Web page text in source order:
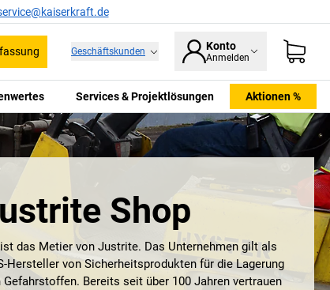
Geschäftskunden Konto
Anmelden
Services & Projektlösungen Aktionen %
Shop
das Metier von Justrite. Das Unternehmen gilt als
Hersteller von Sicherheitsprodukten für die Lagerung
Gefahrstoffen. Bereits seit über 100 Jahren vertrauen